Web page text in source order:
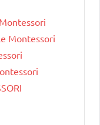
Montessori